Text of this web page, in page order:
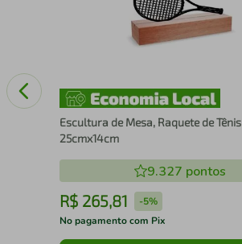
Escultura de Mesa, Raquete de Tênis
25cmx14cm
9.327 pontos
R$ 265,81 -5%
No pagamento com Pix